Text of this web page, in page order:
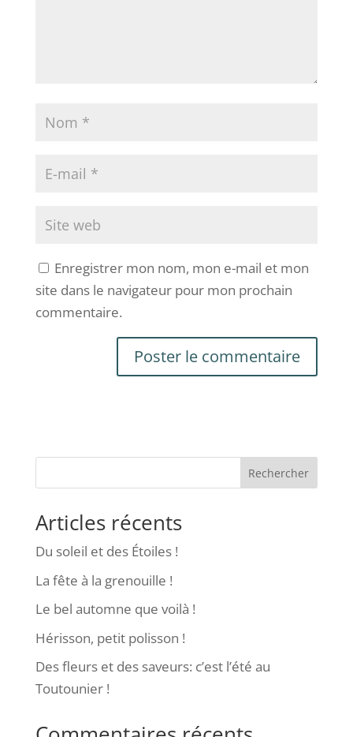
Enregistrer mon nom, mon e-mail et mon
site dans le navigateur pour mon prochain
commentaire.
Rechercher
Articles récents
Du soleil et des Étoiles !
La fête à la grenouille !
Le bel automne que voilà !
Hérisson, petit polisson !
Des fleurs et des saveurs: c’est l’été au
Toutounier !